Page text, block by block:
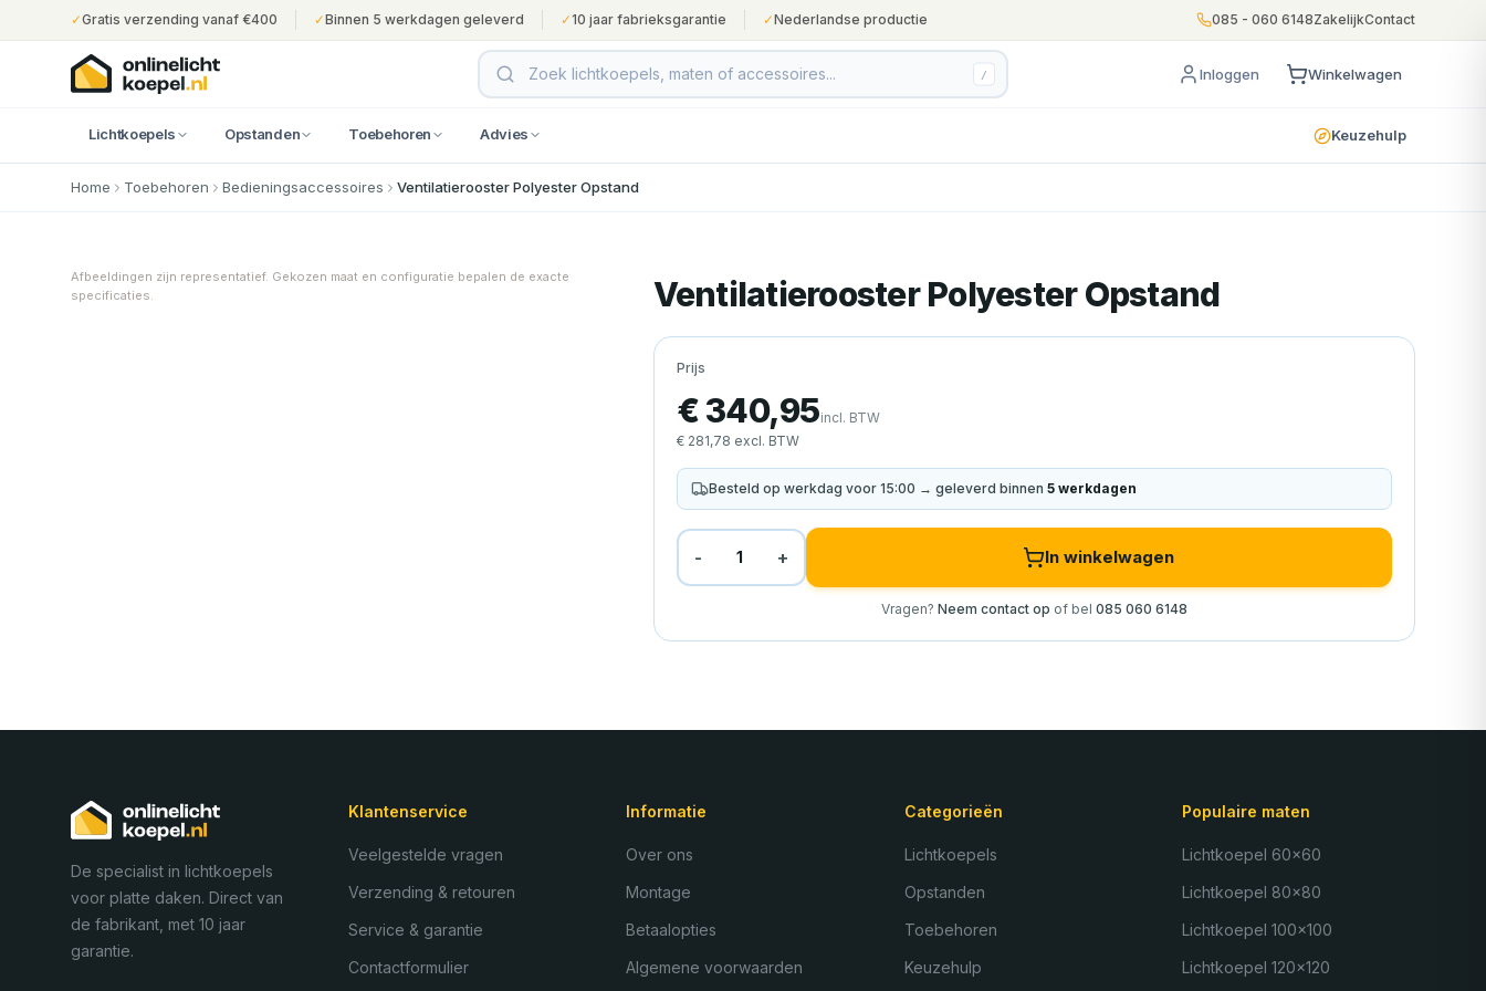
✓Gratis verzending vanaf €400 ✓Binnen 5 werkdagen geleverd ✓10 jaar fabrieksgarantie ✓Nederlandse productie 085 - 060 6148ZakelijkContact
/ Inloggen Winkelwagen
Lichtkoepels Opstanden Toebehoren Advies Keuzehulp
Home Toebehoren Bedieningsaccessoires Ventilatierooster Polyester Opstand
Afbeeldingen zijn representatief. Gekozen maat en configuratie bepalen de exacte
specificaties.
Ventilatierooster Polyester Opstand
Prijs
€ 340,95incl. BTW
€ 281,78 excl. BTW
Besteld op werkdag voor 15:00 → geleverd binnen 5werkdagen
- 1 + In winkelwagen
Vragen? Neem contact op of bel 085 060 6148
De specialist in lichtkoepels
voor platte daken. Direct van
de fabrikant, met 10 jaar
garantie.
Klantenservice
Veelgestelde vragen
Verzending & retouren
Service & garantie
Contactformulier
Informatie
Over ons
Montage
Betaalopties
Algemene voorwaarden
Categorieën
Lichtkoepels
Opstanden
Toebehoren
Keuzehulp
Populaire maten
Lichtkoepel 60×60
Lichtkoepel 80×80
Lichtkoepel 100×100
Lichtkoepel 120×120